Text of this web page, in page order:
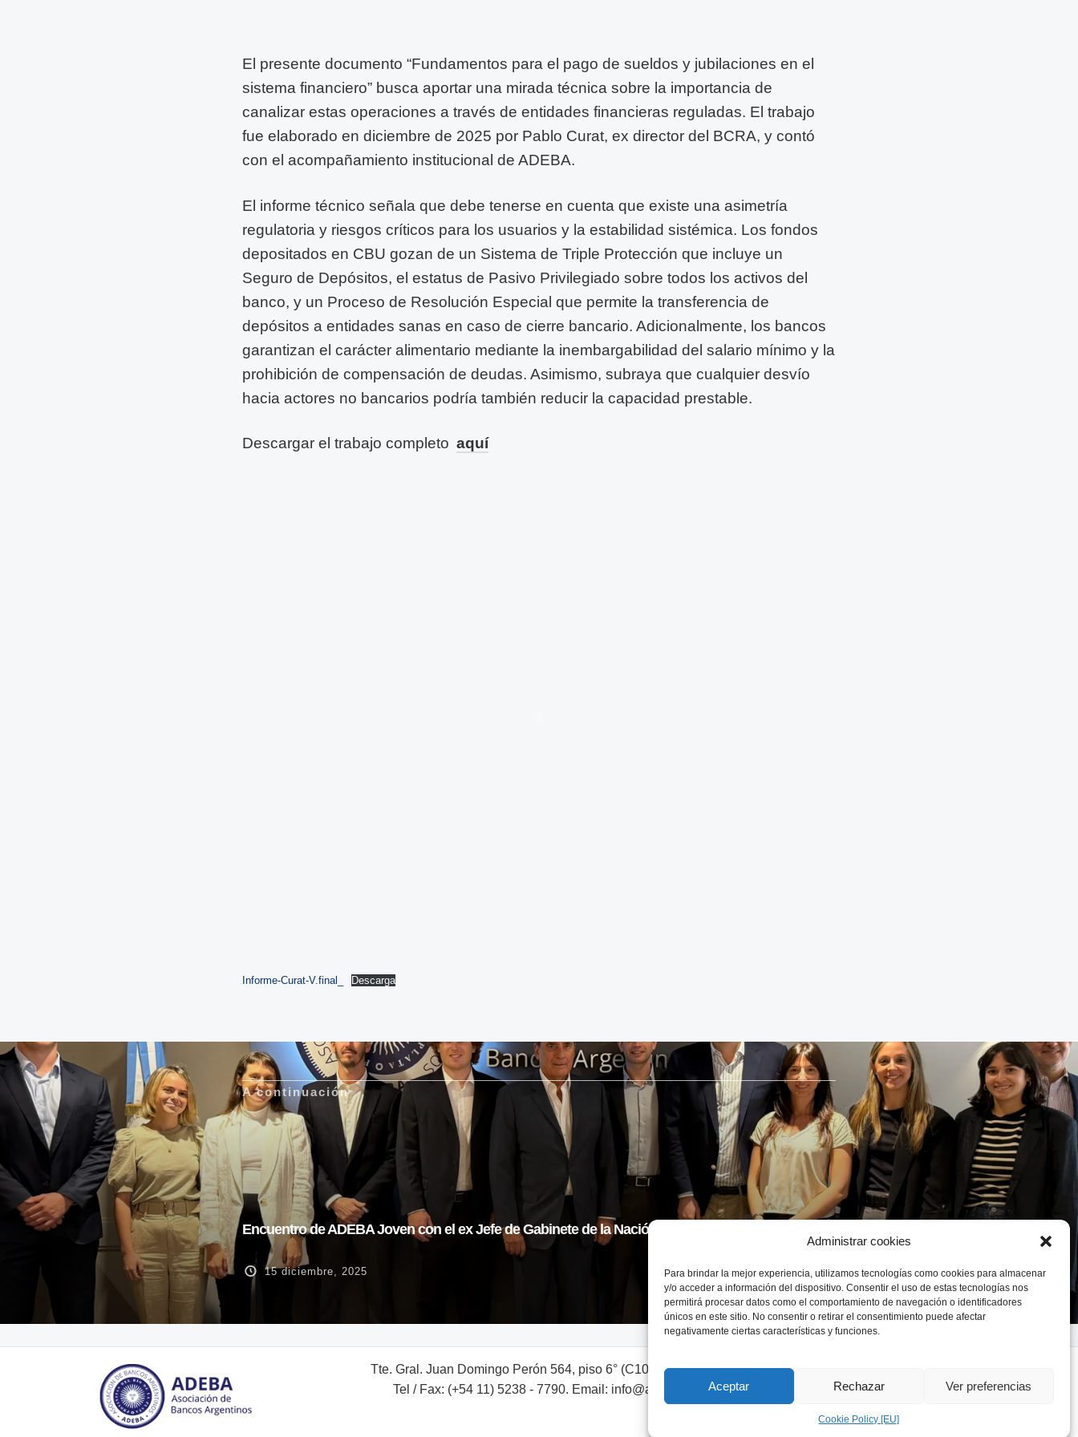
Administrar cookies
Para brindar la mejor experiencia, utilizamos tecnologías como cookies para almacenar
y/o acceder a información del dispositivo. Consentir el uso de estas tecnologías nos
permitirá procesar datos como el comportamiento de navegación o identificadores
únicos en este sitio. No consentir o retirar el consentimiento puede afectar
negativamente ciertas características y funciones.
Aceptar Rechazar Ver preferencias
Cookie Policy [EU]
El presente documento “Fundamentos para el pago de sueldos y jubilaciones en el
sistema financiero” busca aportar una mirada técnica sobre la importancia de
canalizar estas operaciones a través de entidades financieras reguladas. El trabajo
fue elaborado en diciembre de 2025 por Pablo Curat, ex director del BCRA, y contó
con el acompañamiento institucional de ADEBA.
El informe técnico señala que debe tenerse en cuenta que existe una asimetría
regulatoria y riesgos críticos para los usuarios y la estabilidad sistémica. Los fondos
depositados en CBU gozan de un Sistema de Triple Protección que incluye un
Seguro de Depósitos, el estatus de Pasivo Privilegiado sobre todos los activos del
banco, y un Proceso de Resolución Especial que permite la transferencia de
depósitos a entidades sanas en caso de cierre bancario. Adicionalmente, los bancos
garantizan el carácter alimentario mediante la inembargabilidad del salario mínimo y la
prohibición de compensación de deudas. Asimismo, subraya que cualquier desvío
hacia actores no bancarios podría también reducir la capacidad prestable.
Descargar el trabajo completo aquí
Informe-Curat-V.final_ Descarga
A continuación
Encuentro de ADEBA Joven con el ex Jefe de Gabinete de la Nación
15 diciembre, 2025
Tte. Gral. Juan Domingo Perón 564, piso 6° (C1038AAL) Bs. As., Argentina.
Tel / Fax: (+54 11) 5238 - 7790. Email: info@adebaargentina.com.ar